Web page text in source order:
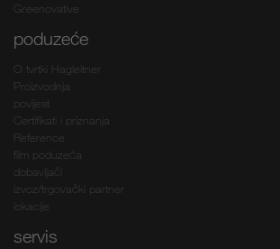
Greenovative
poduzeće
O tvrtki Hagleitner
Proizvodnja
povijest
Certifikati i priznanja
Reference
film poduzeća
dobavljači
izvoz/trgovački partner
lokacije
servis